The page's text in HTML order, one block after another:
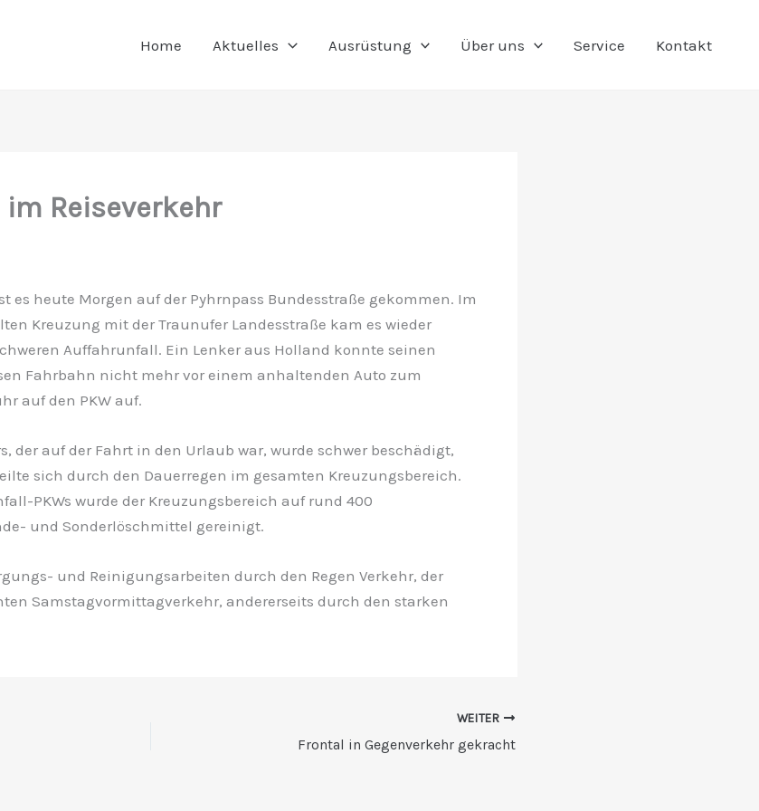
Home Aktuelles Ausrüstung Über uns Service Kontakt
Reiseverkehr
es heute Morgen auf der Pyhrnpass Bundesstraße gekommen. Im
Kreuzung mit der Traunufer Landesstraße kam es wieder
Auffahrunfall. Ein Lenker aus Holland konnte seinen
Fahrbahn nicht mehr vor einem anhaltenden Auto zum
auf den PKW auf.
der auf der Fahrt in den Urlaub war, wurde schwer beschädigt,
sich durch den Dauerregen im gesamten Kreuzungsbereich.
PKWs wurde der Kreuzungsbereich auf rund 400
und Sonderlöschmittel gereinigt.
und Reinigungsarbeiten durch den Regen Verkehr, der
Samstagvormittagverkehr, andererseits durch den starken
WEITER
Frontal in Gegenverkehr gekracht